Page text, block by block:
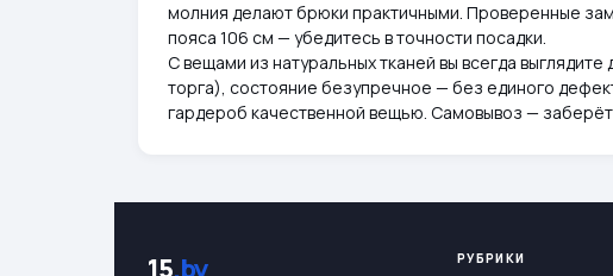
молния делают брюки практичными. Проверенные
пояса 106 см — убедитесь в точности посадки.
С вещами из натуральных тканей вы всегда
торга), состояние безупречное — без единого
гардероб качественной вещью. Самовывоз —
15.by РУБРИКИ